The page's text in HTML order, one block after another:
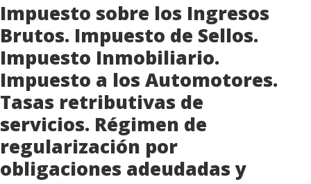
Impuesto sobre los Ingresos
Brutos. Impuesto de Sellos.
Impuesto Inmobiliario.
Impuesto a los Automotores.
Tasas retributivas de
servicios. Régimen de
regularización por
obligaciones adeudadas y